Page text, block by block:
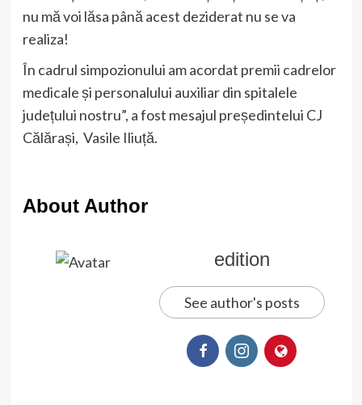
nu mă voi lăsa până acest deziderat nu se va
realiza!
În cadrul simpozionului am acordat premii cadrelor
medicale și personalului auxiliar din spitalele
județului nostru”, a fost mesajul președintelui CJ
Călărași, Vasile Iliuță.
About Author
edition
See author's posts